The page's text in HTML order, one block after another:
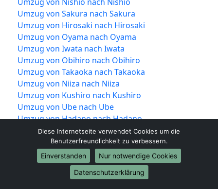
Umzug von Sakura nach Sakura
Umzug von Hirosaki nach Hirosaki
Umzug von Oyama nach Oyama
Umzug von Iwata nach Iwata
Umzug von Obihiro nach Obihiro
Umzug von Takaoka nach Takaoka
Umzug von Niiza nach Niiza
Umzug von Kushiro nach Kushiro
Umzug von Ube nach Ube
Umzug von Hadano nach Hadano
Umzug von Miyakonojō nach Miyakonojō
Umzug von Matsusaka nach Matsusaka
Umzug von Ōgaki nach Ōgaki
Umzug von Hitachinaka nach Hitachinaka
Umzug von Tochigi nach Tochigi
Diese Internetseite verwendet Cookies um die
Benutzerfreundlichkeit zu verbessern.
Einverstanden
Nur notwendige Cookies
Datenschutzerklärung